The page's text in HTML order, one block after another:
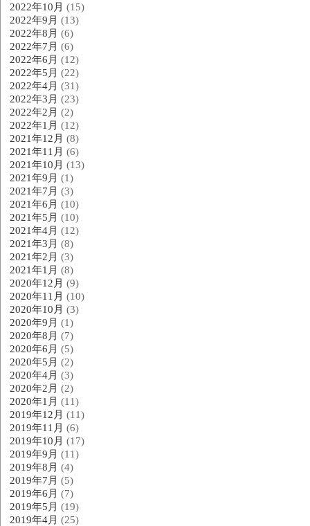
2022年10月 (15)
2022年9月 (13)
2022年8月 (6)
2022年7月 (6)
2022年6月 (12)
2022年5月 (22)
2022年4月 (31)
2022年3月 (23)
2022年2月 (2)
2022年1月 (12)
2021年12月 (8)
2021年11月 (6)
2021年10月 (13)
2021年9月 (1)
2021年7月 (3)
2021年6月 (10)
2021年5月 (10)
2021年4月 (12)
2021年3月 (8)
2021年2月 (3)
2021年1月 (8)
2020年12月 (9)
2020年11月 (10)
2020年10月 (3)
2020年9月 (1)
2020年8月 (7)
2020年6月 (5)
2020年5月 (2)
2020年4月 (3)
2020年2月 (2)
2020年1月 (11)
2019年12月 (11)
2019年11月 (6)
2019年10月 (17)
2019年9月 (11)
2019年8月 (4)
2019年7月 (5)
2019年6月 (7)
2019年5月 (19)
2019年4月 (25)